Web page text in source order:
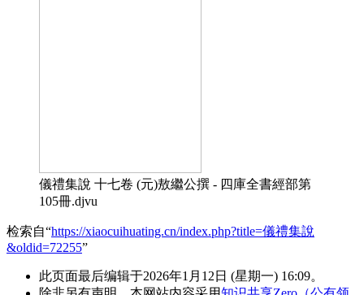
儀禮集說 十七卷 (元)敖繼公撰 - 四庫全書經部第
105冊.djvu
检索自“https://xiaocuihuating.cn/index.php?title=儀禮集說
&oldid=72255”
此页面最后编辑于2026年1月12日 (星期一) 16:09。